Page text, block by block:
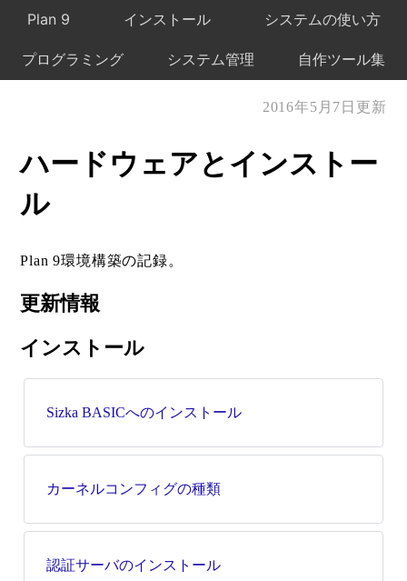
Plan 9 インストール システムの使い方
プログラミング システム管理 自作ツール集
2016年5月7日更新
ハードウェアとインストー
ル
Plan 9環境構築の記録。
更新情報
インストール
Sizka BASICへのインストール
カーネルコンフィグの種類
認証サーバのインストール